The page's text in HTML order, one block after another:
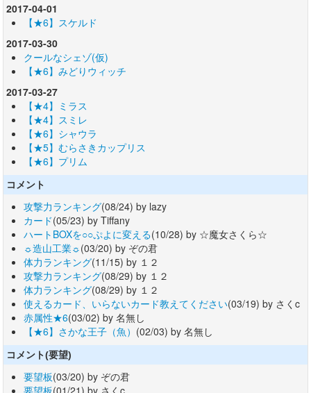
2017-04-01
【★6】スケルド
2017-03-30
クールなシェゾ(仮)
【★6】みどりウィッチ
2017-03-27
【★4】ミラス
【★4】スミレ
【★6】シャウラ
【★5】むらさきカップリス
【★6】プリム
コメント
攻撃力ランキング(08/24) by lazy
カード(05/23) by Tiffany
ハートBOXを○○ぷよに変える(10/28) by ☆魔女さくら☆
☼造山工業☼(03/20) by ぞの君
体力ランキング(11/15) by １２
攻撃力ランキング(08/29) by １２
体力ランキング(08/29) by １２
使えるカード、いらないカード教えてください(03/19) by さくc
赤属性★6(03/02) by 名無し
【★6】さかな王子（魚） (02/03) by 名無し
コメント(要望)
要望板(03/20) by ぞの君